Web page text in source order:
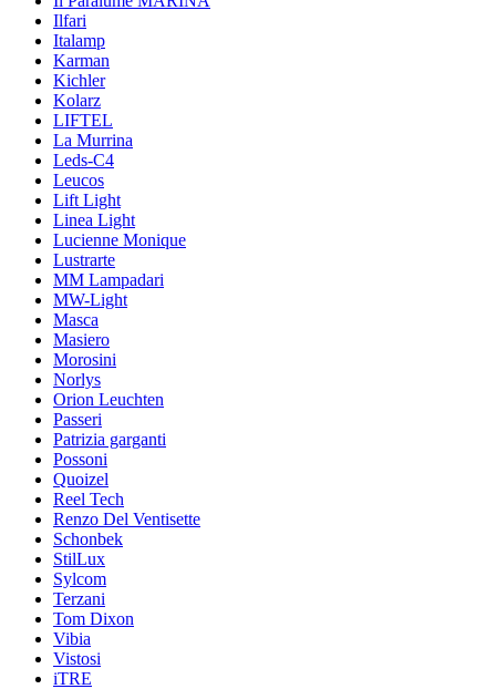
Ilfari
Italamp
Karman
Kichler
Kolarz
LIFTEL
La Murrina
Leds-C4
Leucos
Lift Light
Linea Light
Lucienne Monique
Lustrarte
MM Lampadari
MW-Light
Masca
Masiero
Morosini
Norlys
Orion Leuchten
Passeri
Patrizia garganti
Possoni
Quoizel
Reel Tech
Renzo Del Ventisette
Schonbek
StilLux
Sylcom
Terzani
Tom Dixon
Vibia
Vistosi
iTRE